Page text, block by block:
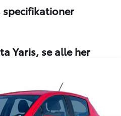
specifikationer
Yaris, se alle her